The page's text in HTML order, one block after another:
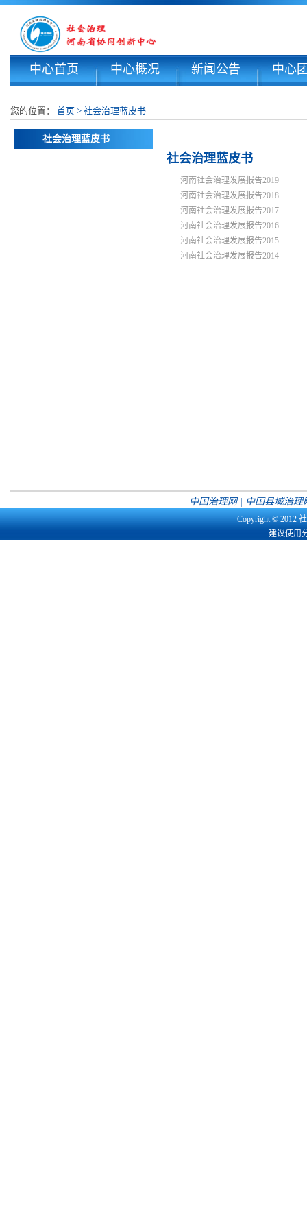
中心首页 中心概况 新闻公告 中心
您的位置： 首页 > 社会治理蓝皮书
社会治理蓝皮书
社会治理蓝皮书
河南社会治理发展报告2019
河南社会治理发展报告2018
河南社会治理发展报告2017
河南社会治理发展报告2016
河南社会治理发展报告2015
河南社会治理发展报告2014
中国治理网 | 中国县域治理
Copyright © 2012
建议使用